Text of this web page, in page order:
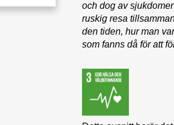
och dog av
ruskig resa
den tiden, hur man
som fanns då för att